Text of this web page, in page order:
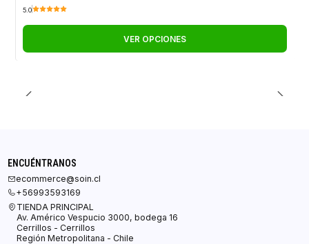
5.0
VER OPCIONES
ENCUÉNTRANOS
ecommerce@soin.cl
+56993593169
TIENDA PRINCIPAL
Av. Américo Vespucio 3000, bodega 16
Cerrillos - Cerrillos
Región Metropolitana - Chile